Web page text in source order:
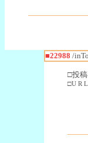
■22988 /
□投
□U R